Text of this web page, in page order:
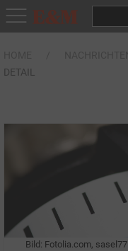
DETAIL
Bild: Fotolia.com, sasel77